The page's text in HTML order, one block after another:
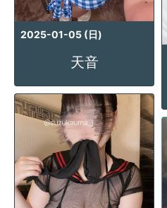
2025-01-05 (日)
天音